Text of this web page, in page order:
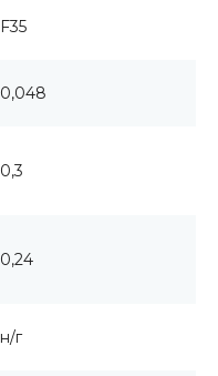
F35
0,048
0,3
0,24
н/г